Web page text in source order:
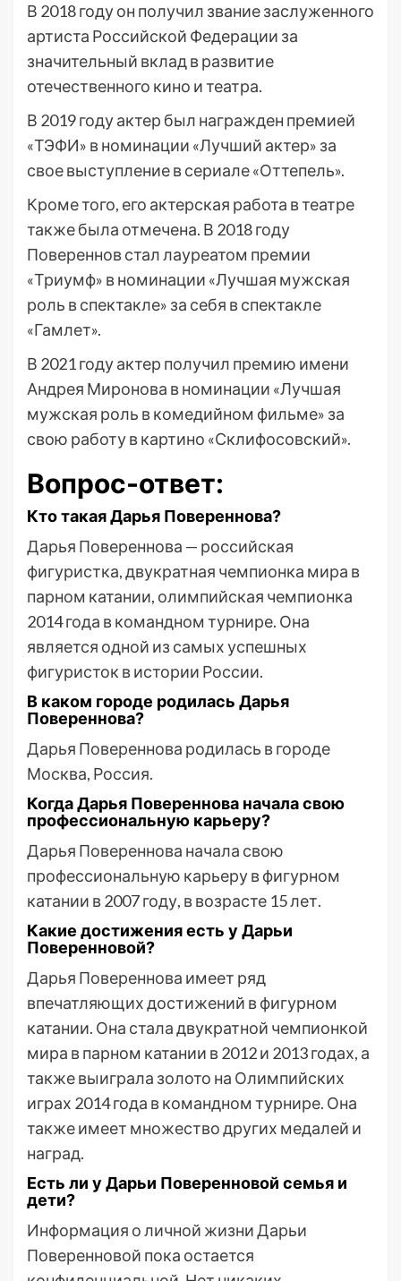
В 2018 году он получил звание заслуженного
артиста Российской Федерации за
значительный вклад в развитие
отечественного кино и театра.
В 2019 году актер был награжден премией
«ТЭФИ» в номинации «Лучший актер» за
свое выступление в сериале «Оттепель».
Кроме того, его актерская работа в театре
также была отмечена. В 2018 году
Повереннов стал лауреатом премии
«Триумф» в номинации «Лучшая мужская
роль в спектакле» за себя в спектакле
«Гамлет».
В 2021 году актер получил премию имени
Андрея Миронова в номинации «Лучшая
мужская роль в комедийном фильме» за
свою работу в картино «Склифосовский».
Вопрос-ответ:
Кто такая Дарья Повереннова?
Дарья Повереннова — российская
фигуристка, двукратная чемпионка мира в
парном катании, олимпийская чемпионка
2014 года в командном турнире. Она
является одной из самых успешных
фигуристок в истории России.
В каком городе родилась Дарья
Повереннова?
Дарья Повереннова родилась в городе
Москва, Россия.
Когда Дарья Повереннова начала свою
профессиональную карьеру?
Дарья Повереннова начала свою
профессиональную карьеру в фигурном
катании в 2007 году, в возрасте 15 лет.
Какие достижения есть у Дарьи
Поверенновой?
Дарья Повереннова имеет ряд
впечатляющих достижений в фигурном
катании. Она стала двукратной чемпионкой
мира в парном катании в 2012 и 2013 годах, а
также выиграла золото на Олимпийских
играх 2014 года в командном турнире. Она
также имеет множество других медалей и
наград.
Есть ли у Дарьи Поверенновой семья и
дети?
Информация о личной жизни Дарьи
Поверенновой пока остается